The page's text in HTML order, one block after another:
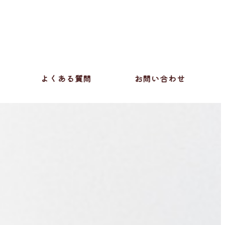
よくある質問 お問い合わせ